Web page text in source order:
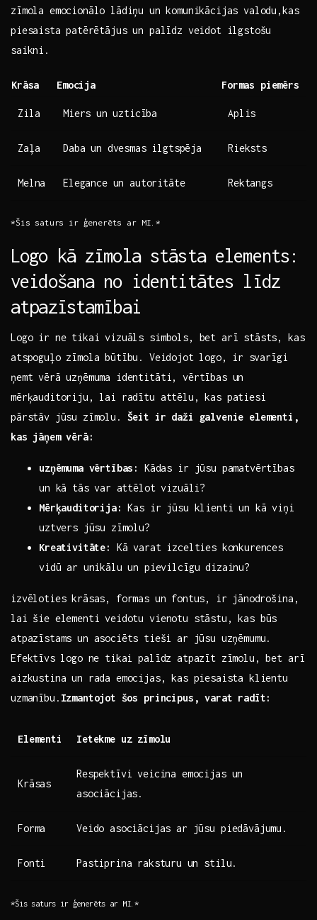
zīmola emocionālo lādiņu⁢ un komunikācijas valodu,kas
piesaista ⁣patērētājus un palīdz veidot ilgstošu
saikni.
Krāsa Emocija Formas piemērs
Zila Miers ‌un⁣ uzticība Aplis
Zaļa Daba un dvesmas ilgtspēja Rieksts
Melna Elegance un autoritāte Rektangs
*Šis ​saturs ir ģenerēts ar MI.*
Logo kā zīmola stāsta elements:
veidošana no identitātes līdz
atpazīstamībai
Logo ir ne tikai vizuāls simbols, bet ‍arī stāsts, kas
atspoguļo zīmola būtību. ⁤Veidojot⁢ logo, ​ir⁢ svarīgi
‍ņemt vērā uzņēmuma ‌identitāti, vērtības un
mērķauditoriju, lai radītu‍ attēlu, kas patiesi
pārstāv jūsu zīmolu. Šeit‍ ir daži galvenie elementi,
kas jāņem vērā:
uzņēmuma vērtības:
Kādas ir jūsu pamatvērtības
un​ kā tās ‌var ⁤attēlot ‍vizuāli?
Mērķauditorija: Kas ir jūsu klienti un kā⁤ viņi⁤
uztvers jūsu ‌zīmolu?
Kreativitāte:
Kā varat izcelties konkurences
vidū ar unikālu un pievilcīgu dizainu?
izvēloties krāsas, ‍formas​ un⁤ fontus, ir⁤ jānodrošina,
lai šie elementi veidotu vienotu stāstu, kas būs
atpazīstams un asociēts ⁤tieši ar jūsu uzņēmumu.
Efektīvs⁢ logo ne tikai palīdz atpazīt ​zīmolu, bet arī
aizkustina‌ un rada emocijas,⁤ kas piesaista klientu
uzmanību. Izmantojot⁣ šos principus, varat radīt:
Elementi Ietekme uz zīmolu
Krāsas
Respektīvi veicina emocijas un
asociācijas.
Forma Veido asociācijas ar jūsu piedāvājumu.
Fonti Pastiprina raksturu ⁤un stilu.
*Šis saturs ir‌ ģenerēts ar MI.*